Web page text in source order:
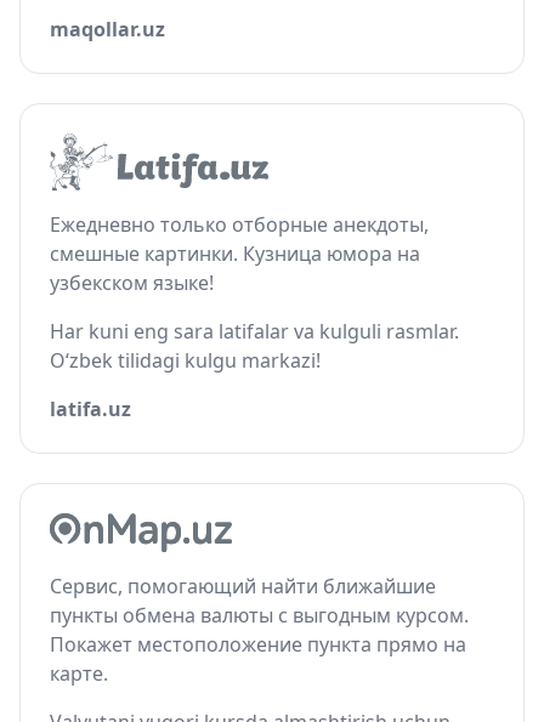
maqollar.uz
Ежедневно только отборные анекдоты,
смешные картинки. Кузница юмора на
узбекском языке!
Har kuni eng sara latifalar va kulguli rasmlar.
O‘zbek tilidagi kulgu markazi!
latifa.uz
Сервис, помогающий найти ближайшие
пункты обмена валюты с выгодным курсом.
Покажет местоположение пункта прямо на
карте.